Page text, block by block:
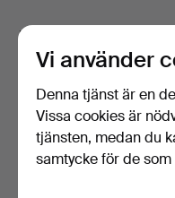
Här är föremål
matchar din
Visa alla föremål
Vi använder
Denna tjänst är en
Vissa cookies är
tjänsten, medan du
samtycke för de